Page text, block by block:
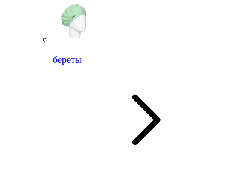
береты